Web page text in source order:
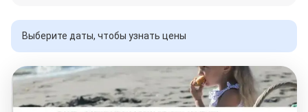
Выберите даты, чтобы узнать цены